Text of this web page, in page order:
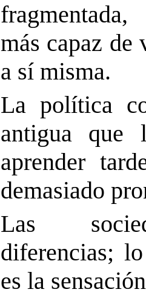
más capaz de
a sí misma.
La política
antigua que
aprender
demasiado
Las
diferencias;
es la